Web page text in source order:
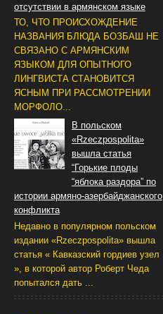
отсутствии в армянском языке
ТО, ЧТО ПРОИСХОЖДЕНИЕ
НАЗВАНИЯ БЛЮДА БОЗБАШ НЕ
СВЯЗАНО С АРМЯНСКИМ
ЯЗЫКОМ ДЛЯ ОПЫТНОГО
ЛИНГВИСТА СТАНОВИТСЯ
ЯСНЫМ ПРИ РАССМОТРЕНИИ
МОРФОЛО...
В польском
«Rzeczpospolita»
вышла статья
“Горькие плоды
“яблока раздора” по
истории армяно-азербайджанского
конфликта
Недавно в популярном польском
издании «Rzeczpospolita» вышла
статья « Кавказский гордиев узел
», в которой автор Роберт Чеда
попытался дать ...